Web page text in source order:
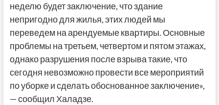
неделю будет заключение, что здание
непригодно для жилья, этих людей мы
переведем на арендуемые квартиры. Основные
проблемы на третьем, четвертом и пятом этажах,
однако разрушения после взрыва такие, что
сегодня невозможно провести все мероприятий
по уборке и сделать обоснованное заключение»,
— сообщил Халадзе.